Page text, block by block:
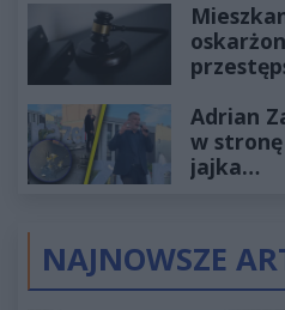
złotych
Adrian
w stronę
jajka…
NAJNOWSZE